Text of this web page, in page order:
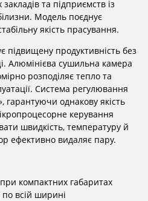
та підприємств із
Модель поєднує
якість прасування.
підвищену продуктивність без
Алюмінієва сушильна камера
розподіляє тепло та
Система регулювання
гарантуючи однакову якість
керування
швидкість, температуру й
ефективно видаляє пару.
компактних габаритах
всій ширині